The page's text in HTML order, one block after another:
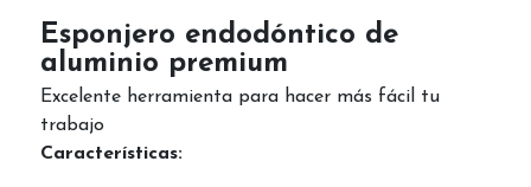
Esponjero endodóntico de
aluminio premium
Excelente herramienta para hacer más fácil tu
trabajo
Características: